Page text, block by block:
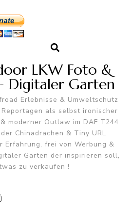
LKW Foto &
Digitaler Garten
Erlebnisse & Umweltschutz
als selbst ironischer
moderner Outlaw im DAF T244
Chinadrachen & Tiny URL
Erfahrung, frei von Werbung &
Garten der inspirieren soll,
zu verkaufen !